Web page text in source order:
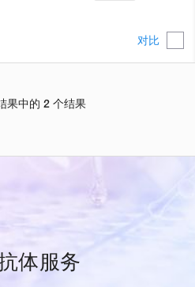
对比
果中的 2 个结果
体服务